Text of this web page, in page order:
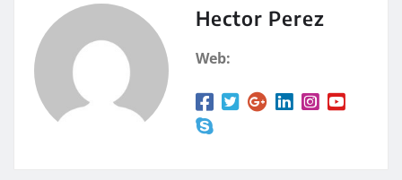
A
p
rt
Hector Perez
Web: